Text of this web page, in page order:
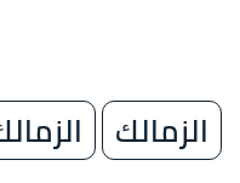
الزمالك